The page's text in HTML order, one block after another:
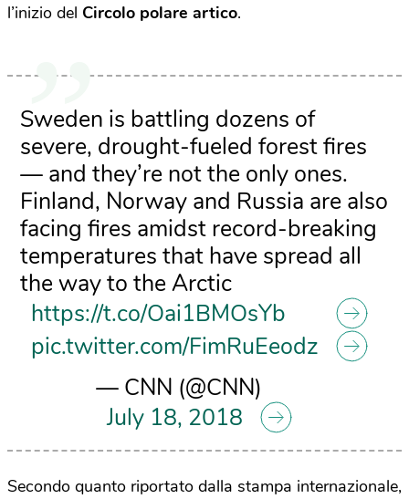
l’inizio del Circolo polare artico.
Sweden is battling dozens of
severe, drought-fueled forest fires
— and they’re not the only ones.
Finland, Norway and Russia are also
facing fires amidst record-breaking
temperatures that have spread all
the way to the Arctic
https://t.co/Oai1BMOsYb
pic.twitter.com/FimRuEeodz
— CNN (@CNN)
July 18, 2018
Secondo quanto riportato dalla stampa internazionale,